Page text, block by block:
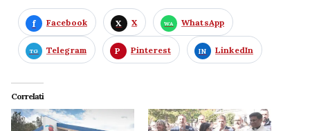
Facebook X WhatsApp
Telegram Pinterest LinkedIn
Correlati